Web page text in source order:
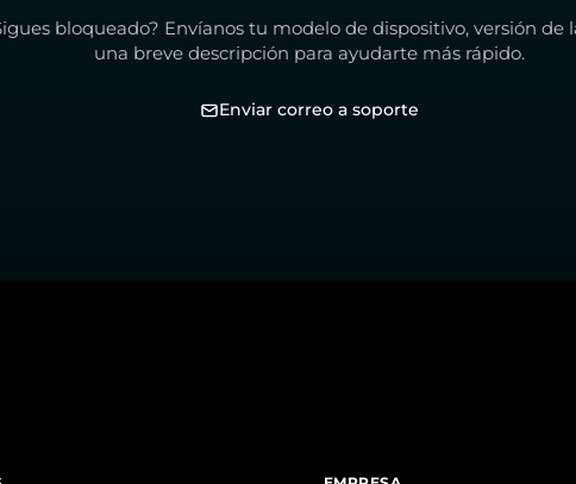
bloqueado? Envíanos tu modelo de dispositivo, versión de
una breve descripción para ayudarte más rápido.
Enviar correo a soporte